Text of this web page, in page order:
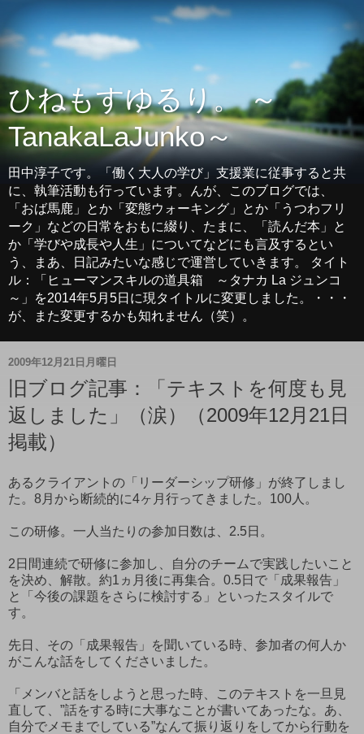
ひねもすゆるり。 ～
TanakaLaJunko～
田中淳子です。「働く大人の学び」支援業に従事すると共
に、執筆活動も行っています。んが、このブログでは、
「おば馬鹿」とか「変態ウォーキング」とか「うつわフリ
ーク」などの日常をおもに綴り、たまに、「読んだ本」と
か「学びや成長や人生」についてなどにも言及するとい
う、まあ、日記みたいな感じで運営していきます。 タイト
ル：「ヒューマンスキルの道具箱 ～タナカ La ジュンコ
～」を2014年5月5日に現タイトルに変更しました。・・・
が、また変更するかも知れません（笑）。
2009年12月21日月曜日
旧ブログ記事：「テキストを何度も見
返しました」（涙）（2009年12月21日
掲載）
あるクライアントの「リーダーシップ研修」が終了しまし
た。8月から断続的に4ヶ月行ってきました。100人。
この研修。一人当たりの参加日数は、2.5日。
2日間連続で研修に参加し、自分のチームで実践したいこと
を決め、解散。約1ヵ月後に再集合。0.5日で「成果報告」
と「今後の課題をさらに検討する」といったスタイルで
す。
先日、その「成果報告」を聞いている時、参加者の何人か
がこんな話をしてくださいました。
「メンバと話をしようと思った時、このテキストを一旦見
直して、”話をする時に大事なことが書いてあったな。あ、
自分でメモまでしている”なんて振り返りをしてから行動を